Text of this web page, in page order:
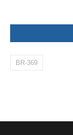
BR-369